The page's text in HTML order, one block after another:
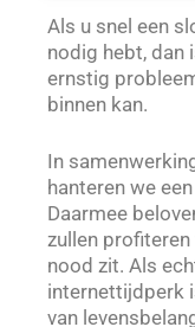
Als u snel een
nodig hebt, dan
ernstig
binnen kan.
In
hanteren we een
Daarmee
zullen profiteren
nood zit. Als
internettijdperk
van